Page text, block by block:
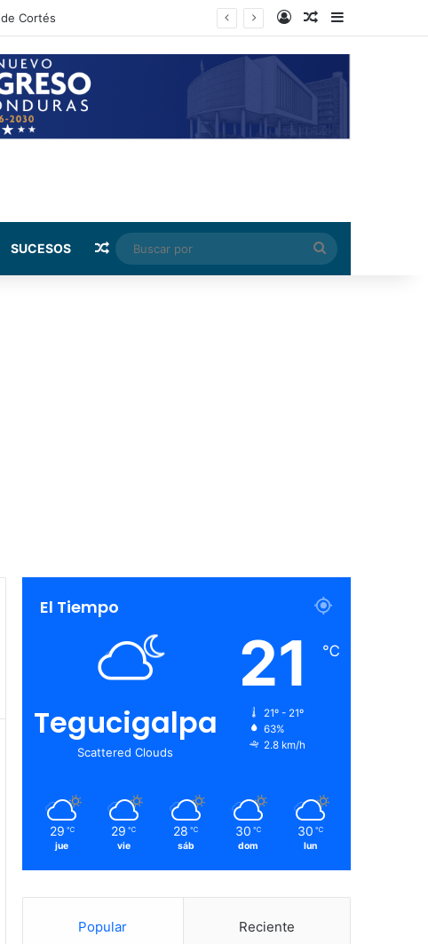
Log InRandom Article
SUCESOS Random Article
Buscar
por
El Tiempo
Tegucigalpa
Scattered Clouds
21 ℃
21º - 21º
63%
2.8 km/h
29 ℃
jue
29 ℃
vie
28 ℃
sáb
30 ℃
dom
30 ℃
lun
Popular Reciente